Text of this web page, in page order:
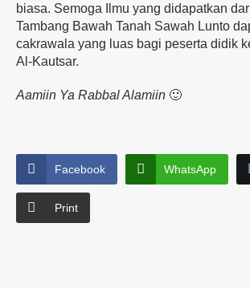
biasa. Semoga Ilmu yang didapatkan
Tambang Bawah Tanah Sawah Lunto
cakrawala yang luas bagi peserta didik
Al-Kautsar.
Aamiin Ya Rabbal Alamiin 🙂
Facebook WhatsApp
Print